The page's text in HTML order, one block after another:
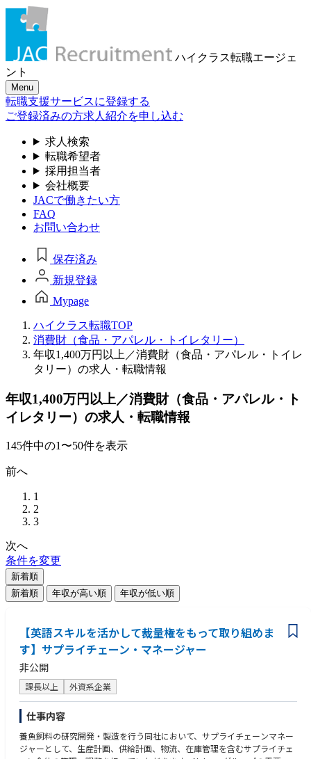
ハイクラス転職エージェ
ント
Menu
転職支援サービスに登録する
ご登録済みの方求人紹介を申し込む
求人検索
転職希望者
採用担当者
会社概要
JACで働きたい方
FAQ
お問い合わせ
保存済み
新規登録
Mypage
ハイクラス転職TOP
消費財（食品・アパレル・トイレタリー）
年収1,400万円以上／消費財（食品・アパレル・トイレ
タリー）の求人・転職情報
年収1,400万円以上／消費財（食品・アパレル・ト
イレタリー）の求人・転職情報
145件中の1〜50件を表示
前へ
1
2
3
次へ
条件を変更
新着順
新着順
年収が高い順 年収が低い順
【英語スキルを活かして裁量権をもって取り組めま
す】サプライチェーン・マネージャー
非公開
課長以上 外資系企業
仕事内容
養魚飼料の研究開発・製造を行う同社において、サプライチェーンマネー
ジャーとして、生産計画、供給計画、物流、在庫管理を含むサプライチェ